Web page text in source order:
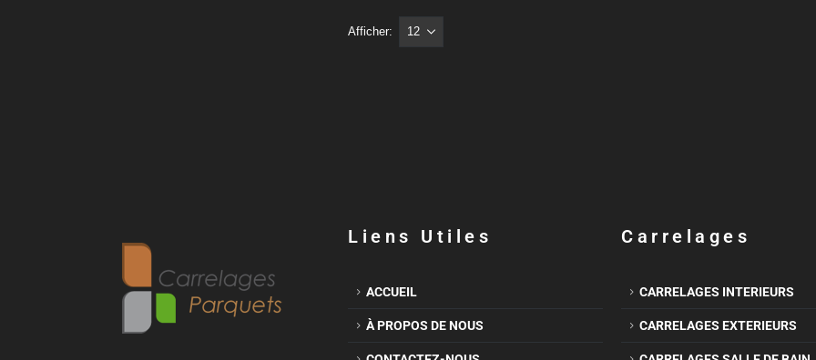
Afficher:
Liens Utiles
ACCUEIL
À PROPOS DE NOUS
Carrelages
CARRELAGES INTERIEURS
CARRELAGES EXTERIEURS